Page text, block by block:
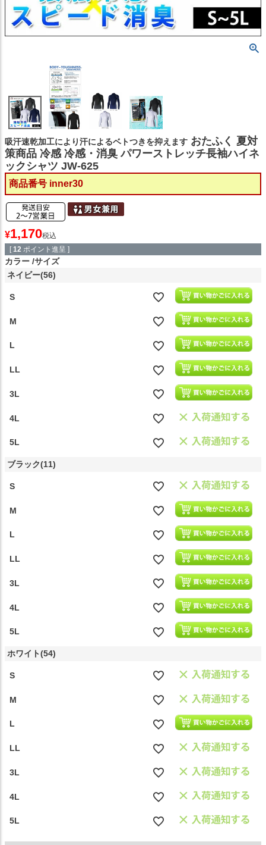
吸汗速乾加工により汗によるベトつきを抑えます おたふく 夏対
策商品 冷感 冷感・消臭 パワーストレッチ長袖ハイネ
ックシャツ JW-625
商品番号 inner30
¥1,170税込
[ 12 ポイント進呈 ]
カラー サイズ
ネイビー(56)
S
M
L
LL
3L
4L
5L
ブラック(11)
S
M
L
LL
3L
4L
5L
ホワイト(54)
S
M
L
LL
3L
4L
5L